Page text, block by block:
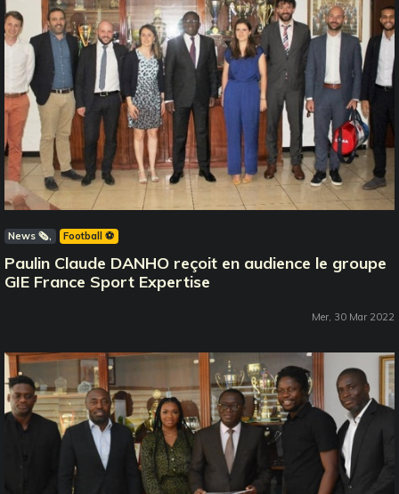
News 🗞️ Football ⚽️
Paulin Claude DANHO reçoit en audience le groupe
GIE France Sport Expertise
Mer, 30 Mar 2022